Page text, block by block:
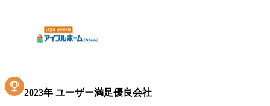
2023年 ユーザー満足優良会社